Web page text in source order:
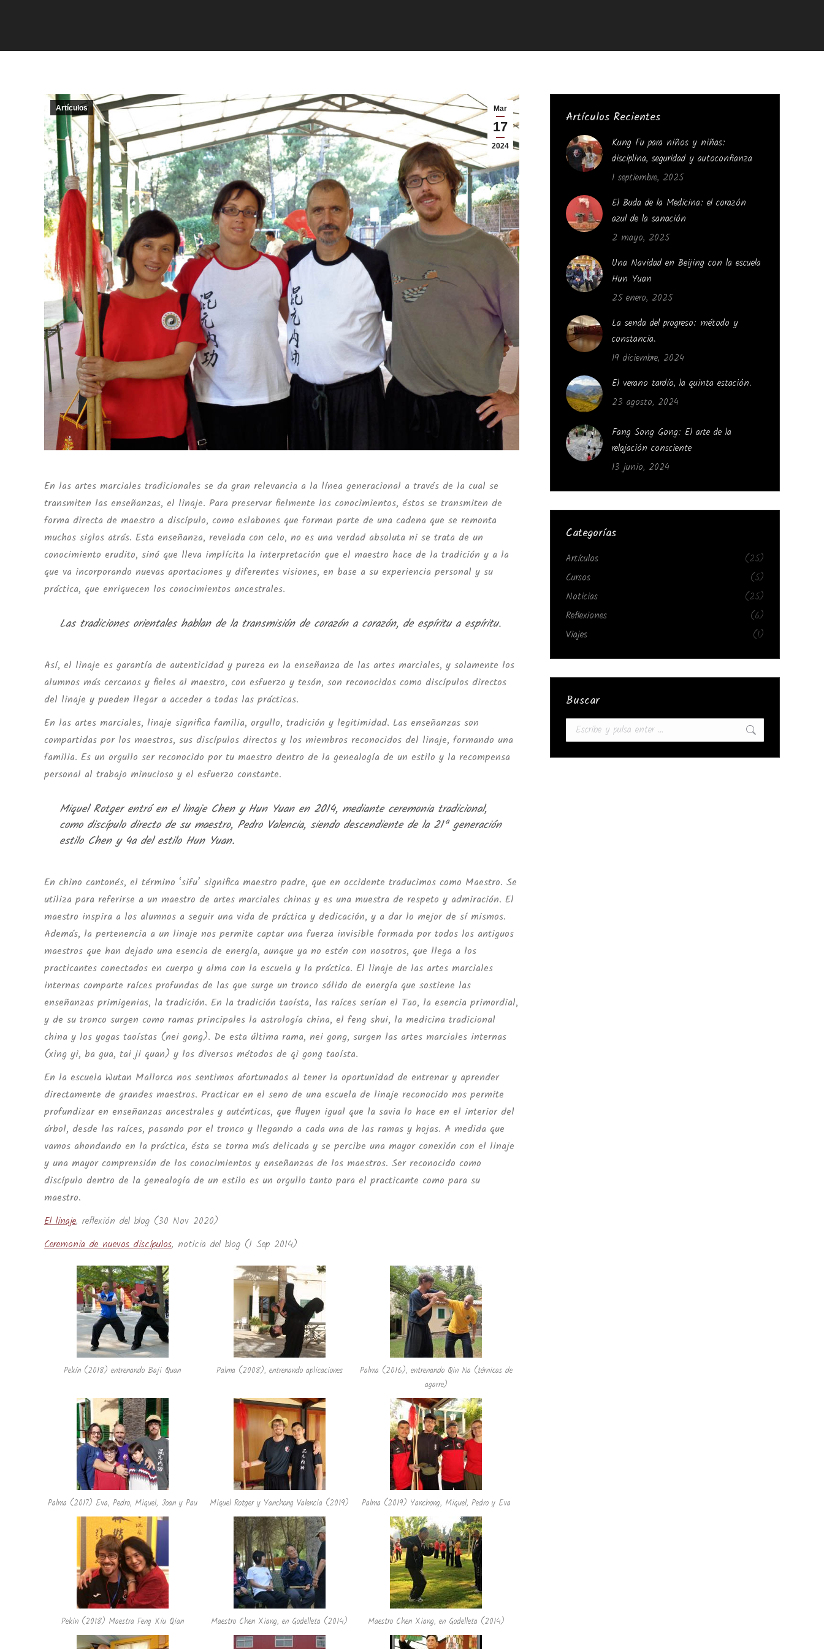
Mar
17
2024
Artículos
En las artes marciales tradicionales se da gran relevancia a la línea generacional a través de la cual se
transmiten las enseñanzas, el linaje. Para preservar fielmente los conocimientos, éstos se transmiten de
forma directa de maestro a discípulo, como eslabones que forman parte de una cadena que se remonta
muchos siglos atrás. Esta enseñanza, revelada con celo, no es una verdad absoluta ni se trata de un
conocimiento erudito, sinó que lleva implícita la interpretación que el maestro hace de la tradición y a la
que va incorporando nuevas aportaciones y diferentes visiones, en base a su experiencia personal y su
práctica, que enriquecen los conocimientos ancestrales.
Las tradiciones orientales hablan de la transmisión de corazón a corazón, de espíritu a espíritu.
Así, el linaje es garantía de autenticidad y pureza en la enseñanza de las artes marciales, y solamente los
alumnos más cercanos y fieles al maestro, con esfuerzo y tesón, son reconocidos como discípulos directos
del linaje y pueden llegar a acceder a todas las prácticas.
En las artes marciales, linaje significa familia, orgullo, tradición y legitimidad. Las enseñanzas son
compartidas por los maestros, sus discípulos directos y los miembros reconocidos del linaje, formando una
familia. Es un orgullo ser reconocido por tu maestro dentro de la genealogía de un estilo y la recompensa
personal al trabajo minucioso y el esfuerzo constante.
Miquel Rotger entró en el linaje Chen y Hun Yuan en 2014, mediante ceremonia tradicional,
como discípulo directo de su maestro, Pedro Valencia, siendo descendiente de la 21ª generación
estilo Chen y 4a del estilo Hun Yuan.
En chino cantonés, el término ‘sifu’ significa maestro padre, que en occidente traducimos como Maestro. Se
utiliza para referirse a un maestro de artes marciales chinas y es una muestra de respeto y admiración. El
maestro inspira a los alumnos a seguir una vida de práctica y dedicación, y a dar lo mejor de sí mismos.
Además, la pertenencia a un linaje nos permite captar una fuerza invisible formada por todos los antiguos
maestros que han dejado una esencia de energía, aunque ya no estén con nosotros, que llega a los
practicantes conectados en cuerpo y alma con la escuela y la práctica. El linaje de las artes marciales
internas comparte raíces profundas de las que surge un tronco sólido de energía que sostiene las
enseñanzas primigenias, la tradición. En la tradición taoísta, las raíces serían el Tao, la esencia primordial,
y de su tronco surgen como ramas principales la astrología china, el feng shui, la medicina tradicional
china y los yogas taoístas (nei gong). De esta última rama, nei gong, surgen las artes marciales internas
(xing yi, ba gua, tai ji quan) y los diversos métodos de qi gong taoísta.
En la escuela Wutan Mallorca nos sentimos afortunados al tener la oportunidad de entrenar y aprender
directamente de grandes maestros. Practicar en el seno de una escuela de linaje reconocido nos permite
profundizar en enseñanzas ancestrales y auténticas, que fluyen igual que la savia lo hace en el interior del
árbol, desde las raíces, pasando por el tronco y llegando a cada una de las ramas y hojas. A medida que
vamos ahondando en la práctica, ésta se torna más delicada y se percibe una mayor conexión con el linaje
y una mayor comprensión de los conocimientos y enseñanzas de los maestros. Ser reconocido como
discípulo dentro de la genealogía de un estilo es un orgullo tanto para el practicante como para su
maestro.
El linaje, reflexión del blog (30 Nov 2020)
Ceremonia de nuevos discípulos, noticia del blog (1 Sep 2014)
Pekín (2018) entrenando Baji Quan Palma (2008), entrenando aplicaciones
Palma (2016), entrenando Qin Na (térnicas de
agarre)
Palma (2017) Eva, Pedro, Miquel, Joan y Pau Miquel Rotger y Yanchong Valencia (2019) Palma (2019) Yanchong, Miquel, Pedro y Eva
Pekin (2018) Maestra Feng Xiu Qian Maestro Chen Xiang, en Godelleta (2014) Maestro Chen Xiang, en Godelleta (2014)
Artículos Recientes
Kung Fu para niños y niñas:
disciplina, seguridad y autoconfianza
1 septiembre, 2025
El Buda de la Medicina: el corazón
azul de la sanación
2 mayo, 2025
Una Navidad en Beijing con la escuela
Hun Yuan
25 enero, 2025
La senda del progreso: método y
constancia.
19 diciembre, 2024
El verano tardío, la quinta estación.
23 agosto, 2024
Fang Song Gong: El arte de la
relajación consciente
13 junio, 2024
Categorías
Artículos
(25)
Cursos
(5)
Noticias
(25)
Reflexiones
(6)
Viajes
(1)
Buscar
Buscar: